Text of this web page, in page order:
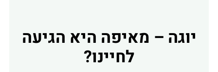
יוגה – מאיפה היא הגיעה
לחיינו?